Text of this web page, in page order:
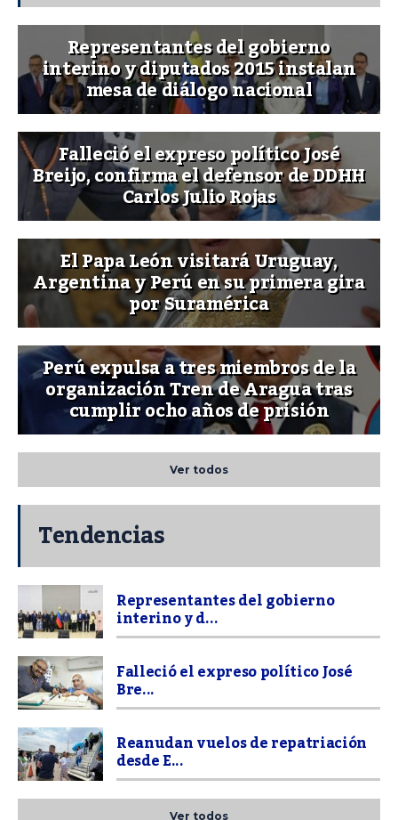
Representantes del gobierno
interino y diputados 2015 instalan
mesa de diálogo nacional
Falleció el expreso político José
Breijo, confirma el defensor de DDHH
Carlos Julio Rojas
El Papa León visitará Uruguay,
Argentina y Perú en su primera gira
por Suramérica
Perú expulsa a tres miembros de la
organización Tren de Aragua tras
cumplir ocho años de prisión
Ver todos
Tendencias
Representantes del gobierno
interino y d...
Falleció el expreso político José
Bre...
Reanudan vuelos de repatriación
desde E...
Ver todos